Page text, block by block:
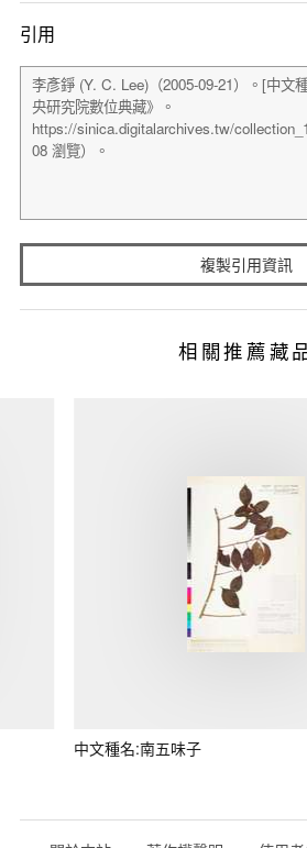
引用
複製引用資訊
相關推薦藏
中文種名:南五味子